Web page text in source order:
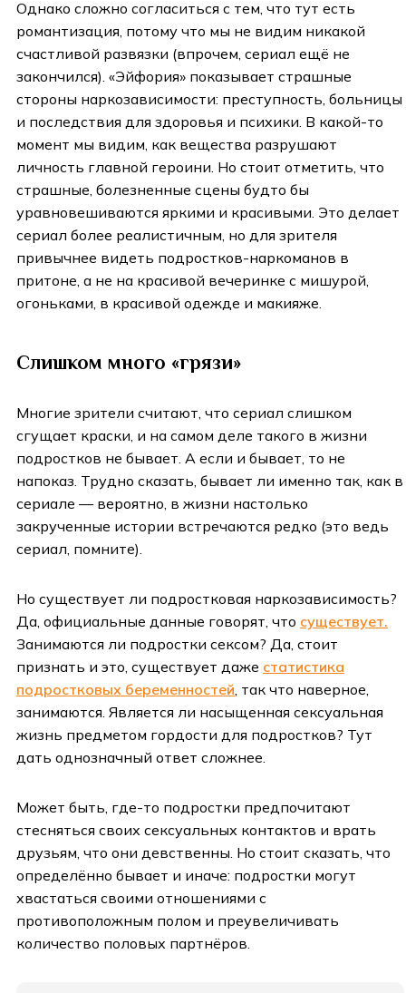
Однако сложно согласиться с тем, что тут есть
романтизация, потому что мы не видим никакой
счастливой развязки (впрочем, сериал ещё не
закончился). «Эйфория» показывает страшные
стороны наркозависимости: преступность, больницы
и последствия для здоровья и психики. В какой-то
момент мы видим, как вещества разрушают
личность главной героини. Но стоит отметить, что
страшные, болезненные сцены будто бы
уравновешиваются яркими и красивыми. Это делает
сериал более реалистичным, но для зрителя
привычнее видеть подростков-наркоманов в
притоне, а не на красивой вечеринке с мишурой,
огоньками, в красивой одежде и макияже.
Слишком много «грязи»
Многие зрители считают, что сериал слишком
сгущает краски, и на самом деле такого в жизни
подростков не бывает. А если и бывает, то не
напоказ. Трудно сказать, бывает ли именно так, как в
сериале — вероятно, в жизни настолько
закрученные истории встречаются редко (это ведь
сериал, помните).
Но существует ли подростковая наркозависимость?
Да, официальные данные говорят, что существует.
Занимаются ли подростки сексом? Да, стоит
признать и это, существует даже статистика
подростковых беременностей , так что наверное,
занимаются. Является ли насыщенная сексуальная
жизнь предметом гордости для подростков? Тут
дать однозначный ответ сложнее.
Может быть, где-то подростки предпочитают
стесняться своих сексуальных контактов и врать
друзьям, что они девственны. Но стоит сказать, что
определённо бывает и иначе: подростки могут
хвастаться своими отношениями с
противоположным полом и преувеличивать
количество половых партнёров.